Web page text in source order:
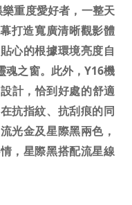
重度愛好者，一整天
打造寬廣清晰觀影體
心的根據環境亮度自
魂之窗。此外，Y16機
計，恰到好處的舒適
抗指紋、抗刮痕的同
光金及星際黑兩色，
，星際黑搭配流星線